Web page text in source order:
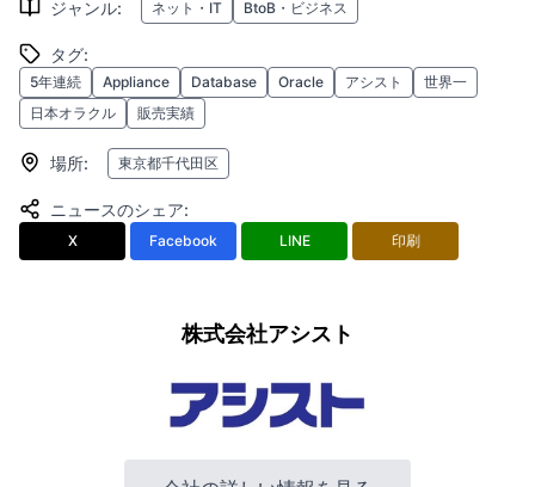
ジャンル: ネット・IT BtoB・ビジネス
タグ:
5年連続 Appliance Database Oracle アシスト
世界一
日本オラクル
販売実績
場所: 東京都千代田区
ニュースのシェア:
X Facebook LINE 印刷
株式会社アシスト